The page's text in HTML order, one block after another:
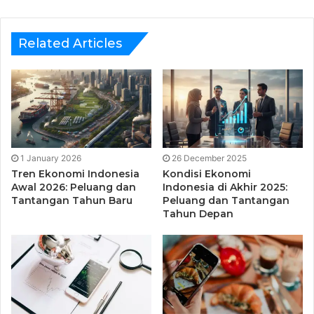
PT. Bursa Efek Indonesia (BEI)
Materi level pertama meliputi gambaran umum tentang
investasi di pasar modal Indonesia, penjelasan mengenai
saham dan mekanisme perdagangan saham, penjelasan
mengenai kartu identitas investor dan penjelasan
Related Articles
1 January 2026
Tren Ekonomi Indonesia
Awal 2026: Peluang dan
Tantangan Tahun Baru
26 December 2025
Kondisi Ekonomi
Indonesia di Akhir 2025:
Peluang dan Tantangan
Tahun Depan